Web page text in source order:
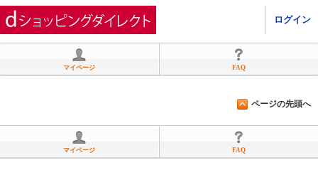
ログイン
マイページ FAQ
ページの先頭へ
マイページ FAQ